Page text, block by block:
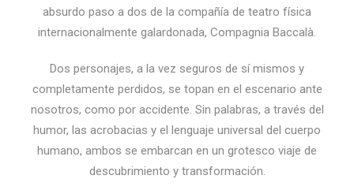
absurdo paso a dos de la compañía de teatro física
internacionalmente galardonada, Compagnia Baccalà.
Dos personajes, a la vez seguros de sí mismos y
completamente perdidos, se topan en el escenario ante
nosotros, como por accidente. Sin palabras, a través del
humor, las acrobacias y el lenguaje universal del cuerpo
humano, ambos se embarcan en un grotesco viaje de
descubrimiento y transformación.